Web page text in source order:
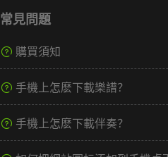
常見問題
購買須知
手機上怎麽下載樂譜？
手機上怎麽下載伴奏？